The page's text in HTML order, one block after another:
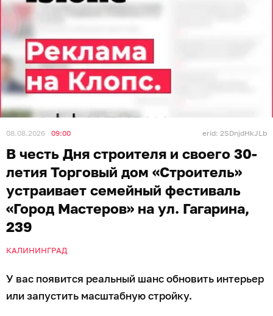
08.08.2026 09:00 erid: 2SDnjdHkJLb
В честь Дня строителя и своего 30-
летия Торговый дом «Строитель»
устраивает семейный фестиваль
«Город Мастеров» на ул. Гагарина,
239
КАЛИНИНГРАД
У вас появится реальный шанс обновить интерьер
или запустить масштабную стройку.